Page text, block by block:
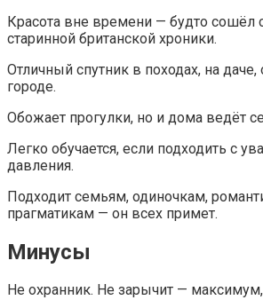
Красота вне времени — будто сошёл
старинной британской хроники.
Отличный спутник в походах, на даче,
городе.
Обожает прогулки, но и дома ведёт
Легко обучается, если подходить с
давления.
Подходит семьям, одиночкам,
прагматикам — он всех примет.
Минусы
Не охранник. Не зарычит — максимум,